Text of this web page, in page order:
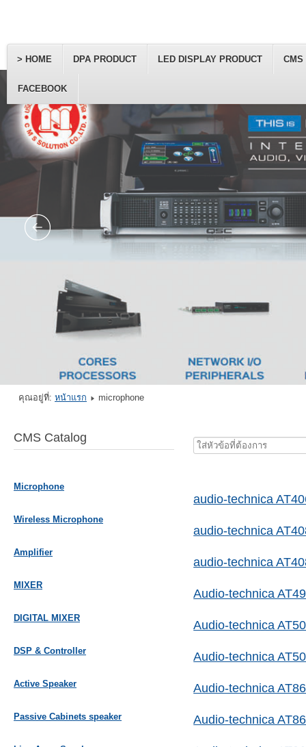
> HOME DPA PRODUCT LED DISPLAY PRODUCT CMS
FACEBOOK
คุณอยู่ที่: หน้าแรก microphone
CMS Catalog
Microphone
Wireless Microphone
Amplifier
MIXER
DIGITAL MIXER
DSP & Controller
Active Speaker
Passive Cabinets speaker
ใส่
ต้องการ
audio-technica
audio-technica
audio-technica
Audio-technica
Audio-technica
Audio-technica
Audio-technica
Audio-technica